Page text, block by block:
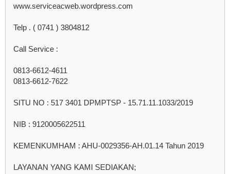
www.serviceacweb.wordpress.com
Telp . ( 0741 ) 3804812
Call Service :
0813-6612-4611
0813-6612-7622
SITU NO : 517 3401 DPMPTSP - 15.71.11.1033/2019
NIB : 9120005622511
KEMENKUMHAM : AHU-0029356-AH.01.14 Tahun 2019
LAYANAN YANG KAMI SEDIAKAN;